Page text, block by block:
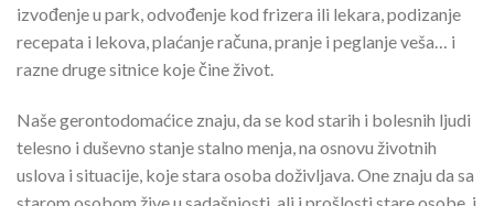
izvođenje u park, odvođenje kod frizera ili lekara, podizanje
recepata i lekova, plaćanje računa, pranje i peglanje veša… i
razne druge sitnice koje čine život.
Naše gerontodomaćice znaju, da se kod starih i bolesnih ljudi
telesno i duševno stanje stalno menja, na osnovu životnih
uslova i situacije, koje stara osoba doživljava. One znaju da sa